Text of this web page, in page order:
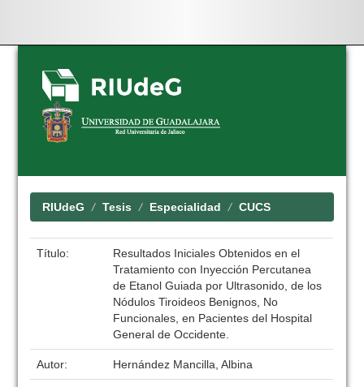
Skip
navigation
RIUdeG Tesis Especialidad CUCS
Título:
Resultados Iniciales Obtenidos en el
Tratamiento con Inyección Percutanea
de Etanol Guiada por Ultrasonido, de los
Nódulos Tiroideos Benignos, No
Funcionales, en Pacientes del Hospital
General de Occidente.
Autor: Hernández Mancilla, Albina